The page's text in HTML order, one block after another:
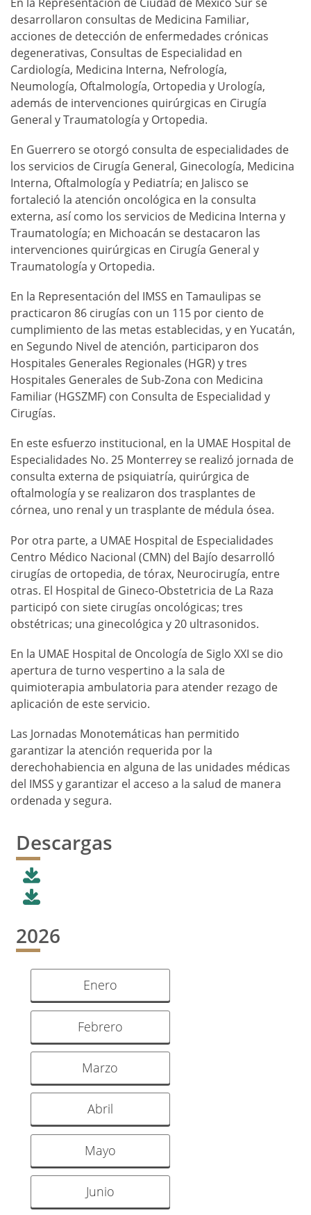
desarrollaron consultas de Medicina Familiar,
acciones de detección de enfermedades crónicas
degenerativas, Consultas de Especialidad en
Cardiología, Medicina Interna, Nefrología,
Neumología, Oftalmología, Ortopedia y Urología,
además de intervenciones quirúrgicas en Cirugía
General y Traumatología y Ortopedia.
En Guerrero se otorgó consulta de especialidades de
los servicios de Cirugía General, Ginecología, Medicina
Interna, Oftalmología y Pediatría; en Jalisco se
fortaleció la atención oncológica en la consulta
externa, así como los servicios de Medicina Interna y
Traumatología; en Michoacán se destacaron las
intervenciones quirúrgicas en Cirugía General y
Traumatología y Ortopedia.
En la Representación del IMSS en Tamaulipas se
practicaron 86 cirugías con un 115 por ciento de
cumplimiento de las metas establecidas, y en Yucatán,
en Segundo Nivel de atención, participaron dos
Hospitales Generales Regionales (HGR) y tres
Hospitales Generales de Sub-Zona con Medicina
Familiar (HGSZMF) con Consulta de Especialidad y
Cirugías.
En este esfuerzo institucional, en la UMAE Hospital de
Especialidades No. 25 Monterrey se realizó jornada de
consulta externa de psiquiatría, quirúrgica de
oftalmología y se realizaron dos trasplantes de
córnea, uno renal y un trasplante de médula ósea.
Por otra parte, a UMAE Hospital de Especialidades
Centro Médico Nacional (CMN) del Bajío desarrolló
cirugías de ortopedia, de tórax, Neurocirugía, entre
otras. El Hospital de Gineco-Obstetricia de La Raza
participó con siete cirugías oncológicas; tres
obstétricas; una ginecológica y 20 ultrasonidos.
En la UMAE Hospital de Oncología de Siglo XXI se dio
apertura de turno vespertino a la sala de
quimioterapia ambulatoria para atender rezago de
aplicación de este servicio.
Las Jornadas Monotemáticas han permitido
garantizar la atención requerida por la
derechohabiencia en alguna de las unidades médicas
del IMSS y garantizar el acceso a la salud de manera
ordenada y segura.
Descargas
2026
Enero
Febrero
Marzo
Abril
Mayo
Junio